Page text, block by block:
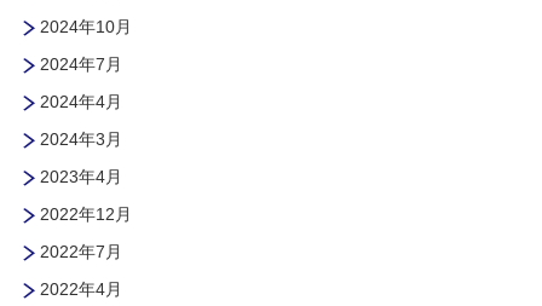
2024年10月
2024年7月
2024年4月
2024年3月
2023年4月
2022年12月
2022年7月
2022年4月